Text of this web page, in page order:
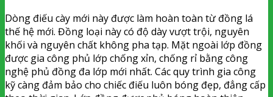
Dòng điếu cày mới này được làm hoàn toàn từ đồng lá
thế hệ mới. Đồng loại này có độ dày vượt trội, nguyên
khối và nguyên chất không pha tạp. Mặt ngoài lớp đồng
được gia công phủ lớp chống xỉn, chống rỉ bằng công
nghệ phủ đồng đa lớp mới nhất. Các quy trình gia công
kỹ càng đảm bảo cho chiếc điếu luôn bóng đẹp, đẳng cấp